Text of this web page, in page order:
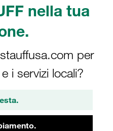
nella tua
per
i servizi locali?
polipropilene W4
iniziale piastra a
W4